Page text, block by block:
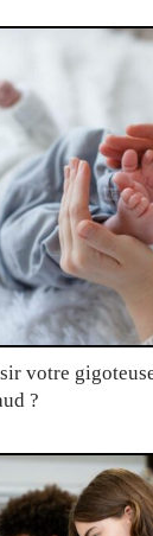
votre
?